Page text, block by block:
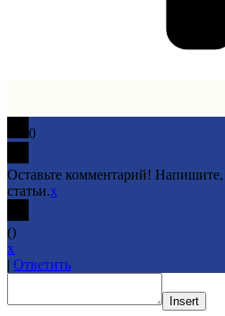
0
Оставьте комментарий!
статьи.x
()
x
| Ответить
Insert